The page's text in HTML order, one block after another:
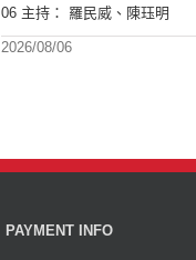
06 主持： 羅民威、陳珏明
2026/08/06
PAYMENT INFO